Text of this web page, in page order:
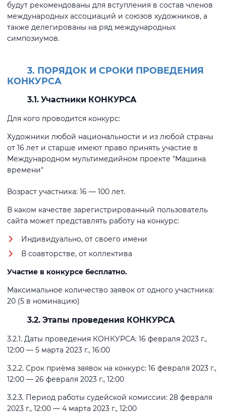
будут рекомендованы для вступления в состав членов
международных ассоциаций и союзов художников, а
также делегированы на ряд международных
симпозиумов.
3. ПОРЯДОК И СРОКИ ПРОВЕДЕНИЯ
КОНКУРСА
3.1. Участники КОНКУРСА
Для кого проводится конкурс:
Художники любой национальности и из любой страны
от 16 лет и старше имеют право принять участие в
Международном мультимедийном проекте "Машина
времени"
Возраст участника: 16 — 100 лет.
В каком качестве зарегистрированный пользователь
сайта может представлять работу на конкурс:
Индивидуально, от своего имени
В соавторстве, от коллектива
Участие в конкурсе бесплатно.
Максимальное количество заявок от одного участника:
20 (5 в номинацию)
3.2. Этапы проведения КОНКУРСА
3.2.1. Даты проведения КОНКУРСА: 16 февраля 2023 г.,
12:00 — 5 марта 2023 г., 16:00
3.2.2. Срок приёма заявок на конкурс: 16 февраля 2023 г.,
12:00 — 26 февраля 2023 г., 12:00
3.2.3. Период работы судейской комиссии: 28 февраля
2023 г., 12:00 — 4 марта 2023 г., 12:00